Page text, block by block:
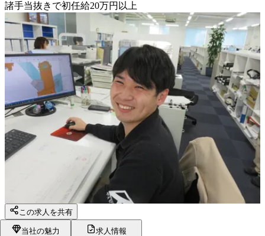
諸手当抜きで初任給20万円以上
この求人を共有
当社の魅力 求人情報